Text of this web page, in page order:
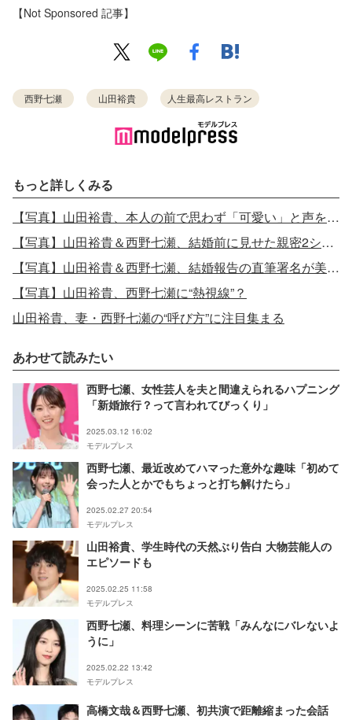
【Not Sponsored 記事】
西野七瀬 山田裕貴 人生最高レストラン
もっと詳しくみる
【写真】山田裕貴、本人の前で思わず「可愛い」と声を漏らした女優
【写真】山田裕貴＆西野七瀬、結婚前に見せた親密2ショット
【写真】山田裕貴＆西野七瀬、結婚報告の直筆署名が美文字と話題
【写真】山田裕貴、西野七瀬に“熱視線”？
山田裕貴、妻・西野七瀬の“呼び方”に注目集まる
あわせて読みたい
西野七瀬、女性芸人を夫と間違えられるハプニング
「新婚旅行？って言われてびっくり」
2025.03.12 16:02
モデルプレス
西野七瀬、最近改めてハマった意外な趣味「初めて
会った人とかでもちょっと打ち解けたら」
2025.02.27 20:54
モデルプレス
山田裕貴、学生時代の天然ぶり告白 大物芸能人の
エピソードも
2025.02.25 11:58
モデルプレス
西野七瀬、料理シーンに苦戦「みんなにバレないよ
うに」
2025.02.22 13:42
モデルプレス
高橋文哉＆西野七瀬、初共演で距離縮まった会話